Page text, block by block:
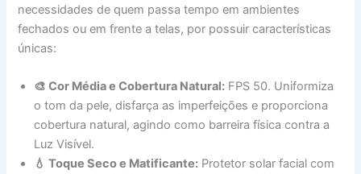
necessidades de quem passa tempo em ambientes
fechados ou em frente a telas, por possuir características
únicas:
🎨 Cor Média e Cobertura Natural: FPS 50. Uniformiza
o tom da pele, disfarça as imperfeições e proporciona
cobertura natural, agindo como barreira física contra a
Luz Visível.
💧 Toque Seco e Matificante: Protetor solar facial com